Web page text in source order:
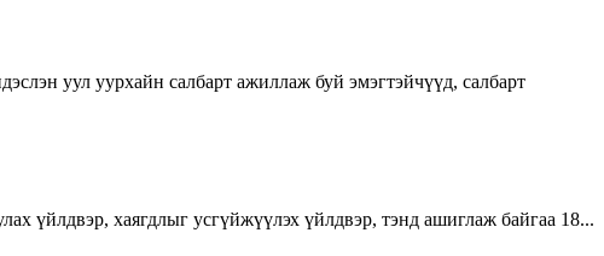
уул уурхайн салбарт ажиллаж буй эмэгтэйчүүд, салбарт
үйлдвэр, хаягдлыг усгүйжүүлэх үйлдвэр, тэнд ашиглаж байгаа 18...